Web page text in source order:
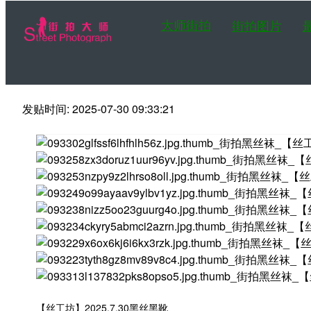
大师街拍 街拍图片
发贴时间: 2025-07-30 09:33:21
【丝工坊】2025.7.30黑丝黑靴